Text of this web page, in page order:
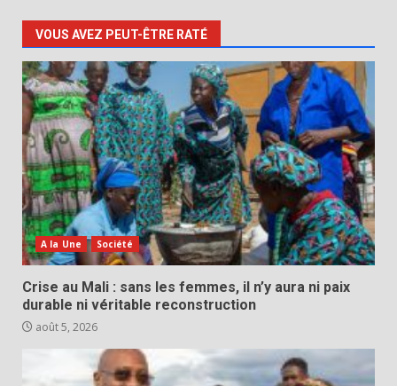
VOUS AVEZ PEUT-ÊTRE RATÉ
A la Une Société
Crise au Mali : sans les femmes, il n’y aura ni paix
durable ni véritable reconstruction
août 5, 2026